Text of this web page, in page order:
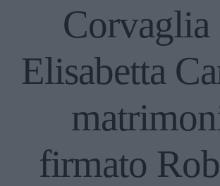
Corvaglia
Elisabetta
firmato